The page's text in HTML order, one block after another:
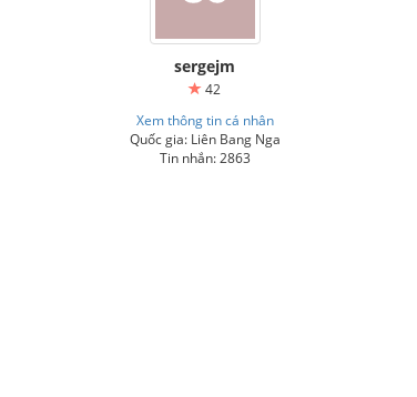
sergejm
42
Xem thông tin cá nhân
Quốc gia: Liên Bang Nga
Tin nhắn: 2863